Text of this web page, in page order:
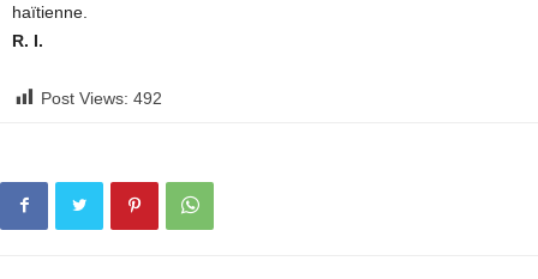
haïtienne.
R. I.
Post Views: 492